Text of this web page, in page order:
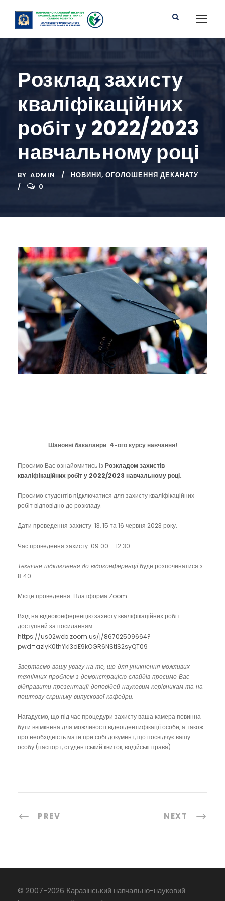
Розклад захисту
кваліфікаційних
робіт у 2022/2023
навчальному році
BY ADMIN НОВИНИ, ОГОЛОШЕННЯ ДЕКАНАТУ
0
Шановні бакалаври 4-ого курсу навчання!
Просимо Вас ознайомитись із Розкладом захистів
кваліфікаційних робіт у 2022/2023 навчальному році.
Просимо студентів підключатися для захисту кваліфікаційних
робіт відповідно до розкладу.
Дати проведення захисту: 13, 15 та 16 червня 2023 року.
Час проведення захисту: 09:00 – 12:30
Технічне підключення до відоконференціїбуде розпочинатися з
8.40.
Місце проведення: Платформа Zoom
Вхід на відеоконференцію захисту кваліфікаційних робіт
доступний за посиланням:
https://us02web.zoom.us/j/86702509664?
pwd=azIyK0thYkI3dE9kOGR6NStIS2syQT09
Звертаємо вашу увагу на те, що для уникнення можливих
технічних проблем з демонстрацією слайдів просимо Вас
відправити презентації доповідей науковим керівникам та на
поштову скриньку випускової кафедри.
Нагадуємо, що під час процедури захисту ваша камера повинна
бути ввімкнена для можливості відеоідентифікації особи, а також
про необхідність мати при собі документ, що посвідчує вашу
особу (паспорт, студентський квиток, водійські права).
PREV NEXT
© 2007-2026 Каразінський навчально-науковий